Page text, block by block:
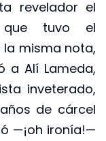
revelador el
que tuvo el
la misma nota,
a Alí Lameda,
inveterado,
de cárcel
—¡oh ironía!—